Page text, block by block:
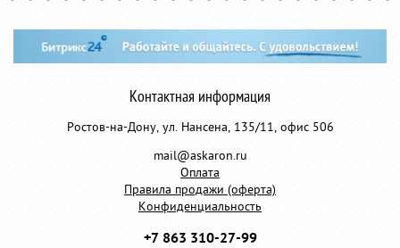
Контактная информация
Ростов-на-Дону, ул. Нансена, 135/11, офис 506
mail@askaron.ru
Оплата
Правила продажи (оферта)
Конфиденциальность
+7 863 310-27-99